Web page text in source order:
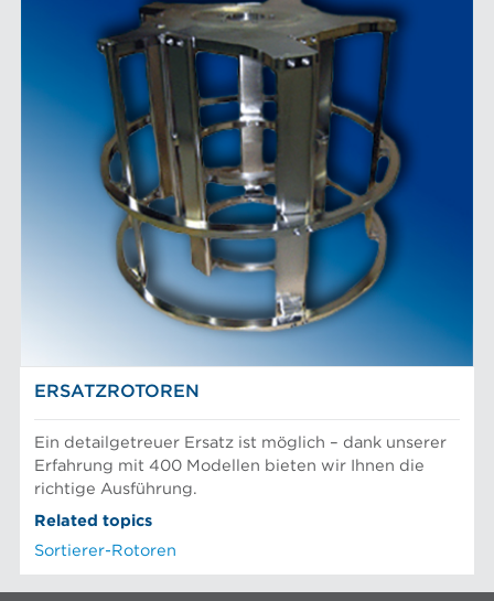
ERSATZROTOREN
Ein detailgetreuer Ersatz ist möglich – dank unserer
Erfahrung mit 400 Modellen bieten wir Ihnen die
richtige Ausführung.
Related topics
Sortierer-Rotoren